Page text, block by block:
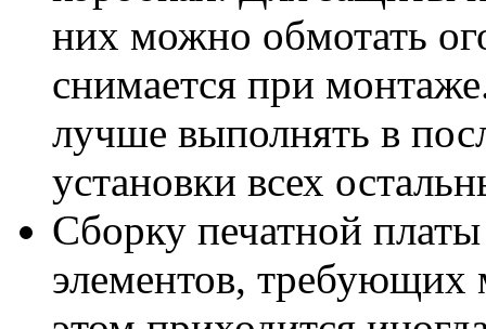
них можно обмотать
снимается при
лучше выполнять в
установки всех
Сборку печатной
элементов, требующих